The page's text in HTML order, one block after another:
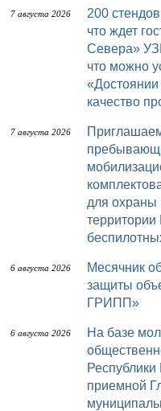
7 августа 2026
200 стендов, чум из Приполярья и гонки:
что ждет
Севера»
что можно
качество
7 августа 2026
Приглашаем мужчин не старше 52 лет,
для охраны
территории
6 августа 2026
Месячник обеспечения биологической
защиты
ГРИПП»
6 августа 2026
На базе молодежной площадки Штаба
приемной